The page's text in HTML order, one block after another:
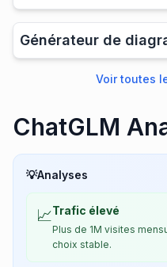
Générateur de
Voir toutes
ChatGLM
💡Analyses
📈Trafic élevé
Plus de 1M visites
choix stable.